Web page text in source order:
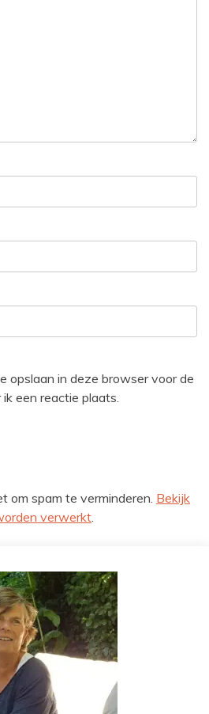
opslaan in deze browser voor de
een reactie plaats.
om spam te verminderen. Bekijk
verwerkt